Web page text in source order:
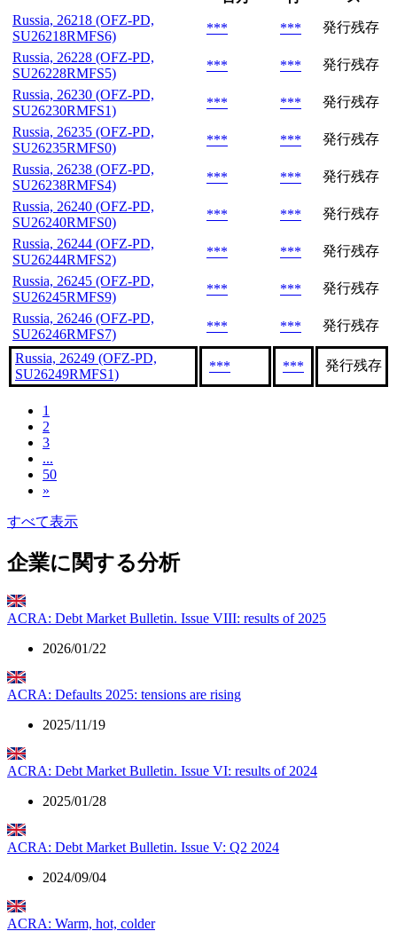
Russia, 26218 (OFZ-PD,
SU26218RMFS6)
*** ***
発行残存
Russia, 26228 (OFZ-PD,
SU26228RMFS5)
*** ***
発行残存
Russia, 26230 (OFZ-PD,
SU26230RMFS1)
*** ***
発行残存
Russia, 26235 (OFZ-PD,
SU26235RMFS0)
*** ***
発行残存
Russia, 26238 (OFZ-PD,
SU26238RMFS4)
*** ***
発行残存
Russia, 26240 (OFZ-PD,
SU26240RMFS0)
*** ***
発行残存
Russia, 26244 (OFZ-PD,
SU26244RMFS2)
*** ***
発行残存
Russia, 26245 (OFZ-PD,
SU26245RMFS9)
*** ***
発行残存
Russia, 26246 (OFZ-PD,
SU26246RMFS7)
*** *** 発行残存
Russia, 26249 (OFZ-PD,
SU26249RMFS1)
*** *** 発行残存
1
2
3
...
50
»
すべて表示
企業に関する分析
ACRA: Debt Market Bulletin. Issue VIII: results of 2025
2026/01/22
ACRA: Defaults 2025: tensions are rising
2025/11/19
ACRA: Debt Market Bulletin. Issue VI: results of 2024
2025/01/28
ACRA: Debt Market Bulletin. Issue V: Q2 2024
2024/09/04
ACRA: Warm, hot, colder